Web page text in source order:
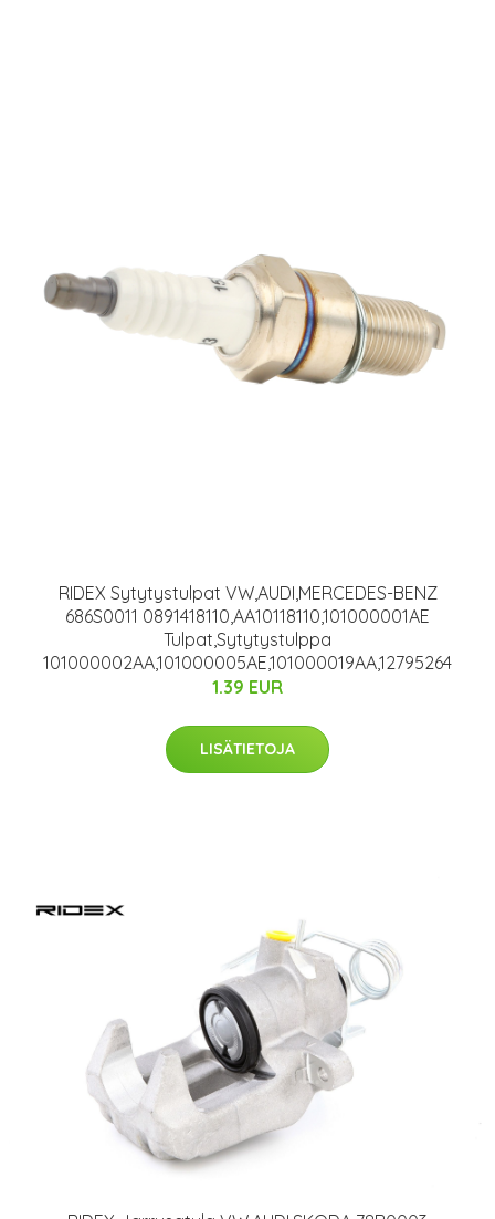
RIDEX Sytytystulpat VW,AUDI,MERCEDES-BENZ
686S0011 0891418110,AA10118110,101000001AE
Tulpat,Sytytystulppa
101000002AA,101000005AE,101000019AA,12795264
1.39 EUR
LISÄTIETOJA